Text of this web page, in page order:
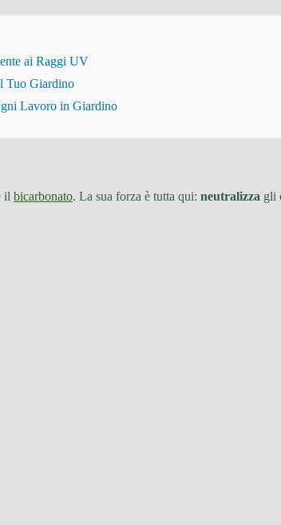
ai Raggi UV
Tuo Giardino
Lavoro in Giardino
il bicarbonato. La sua forza è tutta qui: neutralizza gli